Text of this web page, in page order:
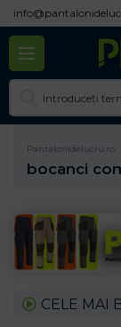
Pantalonidelucru.ro
bocanci
CELE MAI